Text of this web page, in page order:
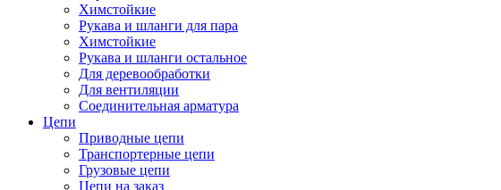
Химстойкие
Рукава и шланги для пара
Химстойкие
Рукава и шланги остальное
Для деревообработки
Для вентиляции
Соединительная арматура
Цепи
Приводные цепи
Транспортерные цепи
Грузовые цепи
Цепи на заказ